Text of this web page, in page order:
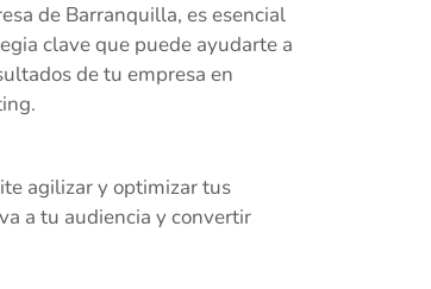
de Barranquilla, es esencial
clave que puede ayudarte a
de tu empresa en
agilizar y optimizar tus
a tu audiencia y convertir